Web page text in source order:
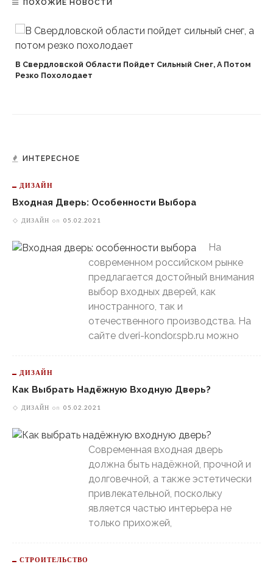
ПОХОЖИЕ НОВОСТИ
В Свердловской Области Пойдет Сильный Снег, А Потом
Резко Похолодает
ИНТЕРЕСНОЕ
ДИЗАЙН
Входная Дверь: Особенности Выбора
ДИЗАЙН on 05.02.2021
На
современном российском рынке
предлагается достойный внимания
выбор входных дверей, как
иностранного, так и
отечественного производства. На
сайте dveri-kondor.spb.ru можно
ДИЗАЙН
Как Выбрать Надёжную Входную Дверь?
ДИЗАЙН on 05.02.2021
Современная входная дверь
должна быть надёжной, прочной и
долговечной, а также эстетически
привлекательной, поскольку
является частью интерьера не
только прихожей,
СТРОИТЕЛЬСТВО